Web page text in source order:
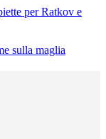
per Ratkov e
sulla maglia